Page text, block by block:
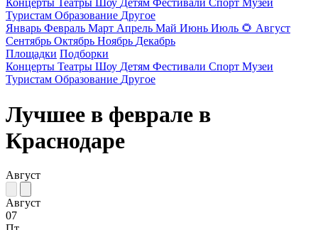
Концерты Театры Шоу Детям Фестивали Спорт Музеи
Туристам Образование Другое
Январь Февраль Март Апрель Май Июнь Июль 🌻 Август
Сентябрь Октябрь Ноябрь Декабрь
Площадки Подборки
Концерты Театры Шоу Детям Фестивали Спорт Музеи
Туристам Образование Другое
Лучшее в феврале в
Краснодаре
Август
Август
07